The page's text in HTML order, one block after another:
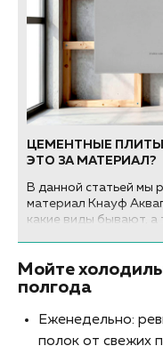
ЦЕМЕНТНЫЕ
ЭТО ЗА МАТЕРИАЛ?
В данной статьей мы
материал Кнауф
какие виды бывают, а
Мойте
полгода
Еженедельно:
полок от свежих